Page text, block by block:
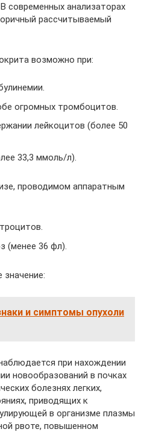
современных анализаторах
рассчитываемый
возможно при:
огромных тромбоцитов.
лейкоцитов (более 50
33,3 ммоль/л).
проводимом аппаратным
(менее 36 фл).
значение:
и симптомы опухоли
при нахождении
новообразований в почках
болезнях легких,
приводящих к
в организме плазмы
рвоте, повышенном